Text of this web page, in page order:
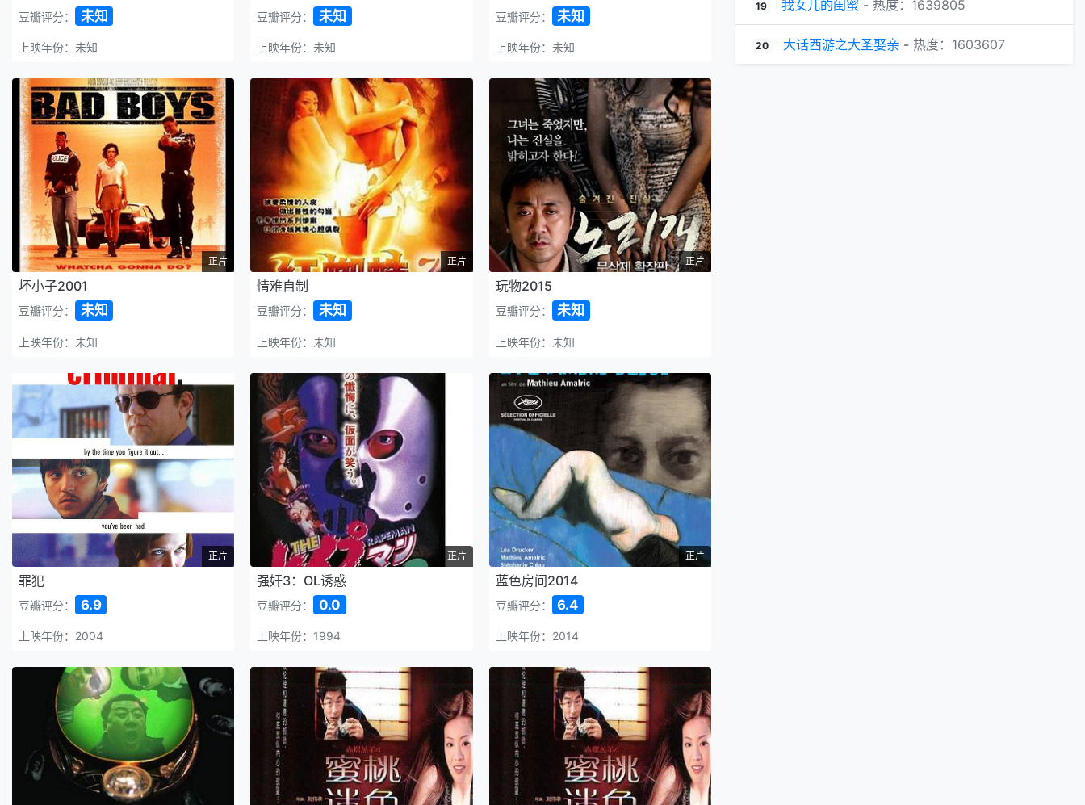
豆瓣评分： 未知
上映年份：未知
豆瓣评分： 未知
上映年份：未知
豆瓣评分： 未知
上映年份：未知
正片
坏小子2001
豆瓣评分： 未知
上映年份：未知
正片
情难自制
豆瓣评分： 未知
上映年份：未知
正片
玩物2015
豆瓣评分： 未知
上映年份：未知
正片
罪犯
豆瓣评分： 6.9
上映年份：2004
正片
强奸3：OL诱惑
豆瓣评分： 0.0
上映年份：1994
正片
蓝色房间2014
豆瓣评分： 6.4
上映年份：2014
19 我女儿的闺蜜 - 热度：1639805
20 大话西游之大圣娶亲 - 热度：1603607